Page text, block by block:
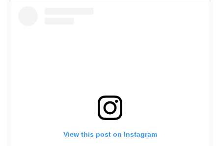
View this post on Instagram